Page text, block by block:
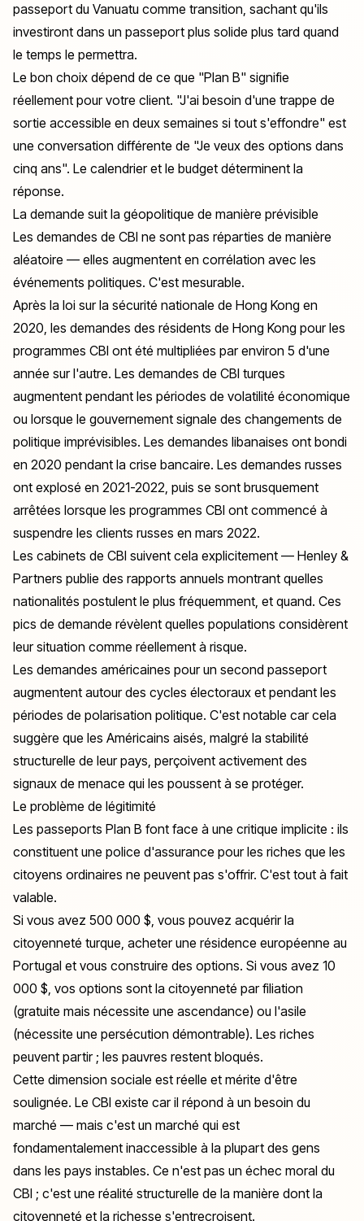
passeport du Vanuatu comme transition, sachant qu'ils
investiront dans un passeport plus solide plus tard quand
le temps le permettra.
Le bon choix dépend de ce que "Plan B" signifie
réellement pour votre client. "J'ai besoin d'une trappe de
sortie accessible en deux semaines si tout s'effondre" est
une conversation différente de "Je veux des options dans
cinq ans". Le calendrier et le budget déterminent la
réponse.
La demande suit la géopolitique de manière prévisible
Les demandes de CBI ne sont pas réparties de manière
aléatoire — elles augmentent en corrélation avec les
événements politiques. C'est mesurable.
Après la loi sur la sécurité nationale de Hong Kong en
2020, les demandes des résidents de Hong Kong pour les
programmes CBI ont été multipliées par environ 5 d'une
année sur l'autre. Les demandes de CBI turques
augmentent pendant les périodes de volatilité économique
ou lorsque le gouvernement signale des changements de
politique imprévisibles. Les demandes libanaises ont bondi
en 2020 pendant la crise bancaire. Les demandes russes
ont explosé en 2021-2022, puis se sont brusquement
arrêtées lorsque les programmes CBI ont commencé à
suspendre les clients russes en mars 2022.
Les cabinets de CBI suivent cela explicitement — Henley &
Partners publie des rapports annuels montrant quelles
nationalités postulent le plus fréquemment, et quand. Ces
pics de demande révèlent quelles populations considèrent
leur situation comme réellement à risque.
Les demandes américaines pour un second passeport
augmentent autour des cycles électoraux et pendant les
périodes de polarisation politique. C'est notable car cela
suggère que les Américains aisés, malgré la stabilité
structurelle de leur pays, perçoivent activement des
signaux de menace qui les poussent à se protéger.
Le problème de légitimité
Les passeports Plan B font face à une critique implicite : ils
constituent une police d'assurance pour les riches que les
citoyens ordinaires ne peuvent pas s'offrir. C'est tout à fait
valable.
Si vous avez 500 000 $, vous pouvez acquérir la
citoyenneté turque, acheter une résidence européenne au
Portugal et vous construire des options. Si vous avez 10
000 $, vos options sont la citoyenneté par filiation
(gratuite mais nécessite une ascendance) ou l'asile
(nécessite une persécution démontrable). Les riches
peuvent partir ; les pauvres restent bloqués.
Cette dimension sociale est réelle et mérite d'être
soulignée. Le CBI existe car il répond à un besoin du
marché — mais c'est un marché qui est
fondamentalement inaccessible à la plupart des gens
dans les pays instables. Ce n'est pas un échec moral du
CBI ; c'est une réalité structurelle de la manière dont la
citoyenneté et la richesse s'entrecroisent.